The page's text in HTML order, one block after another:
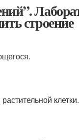
строение
клетки.